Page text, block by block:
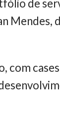
de
com